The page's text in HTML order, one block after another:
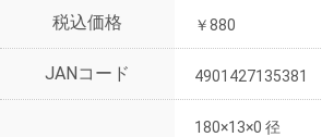
税込価格 ￥880
JANコード 4901427135381
180×13×0 径